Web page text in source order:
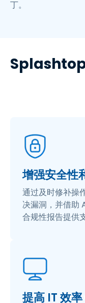
丁。
Splashtop
增强安全性
通过及时修补操
决漏洞，并借助
合规性报告提供
提高 IT 效